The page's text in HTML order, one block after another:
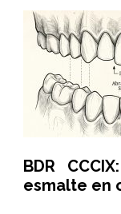
BDR
esmalte en